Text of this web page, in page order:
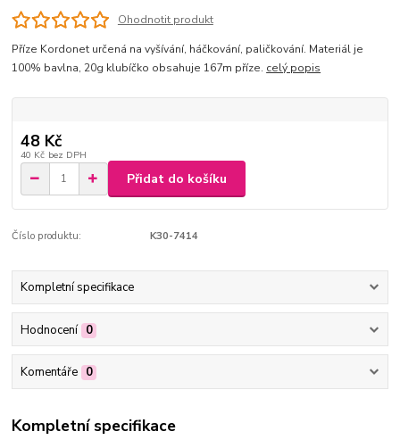
Ohodnotit produkt
Příze Kordonet určená na vyšívání, háčkování, paličkování. Materiál je
100% bavlna, 20g klubíčko obsahuje 167m příze. celý popis
48 Kč
40 Kč bez DPH
Přidat do košíku
Číslo produktu: K30-7414
Kompletní specifikace
Hodnocení 0
Komentáře 0
Kompletní specifikace